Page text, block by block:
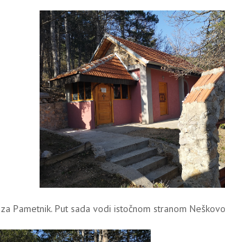
Pametnik. Put sada vodi istočnom stranom